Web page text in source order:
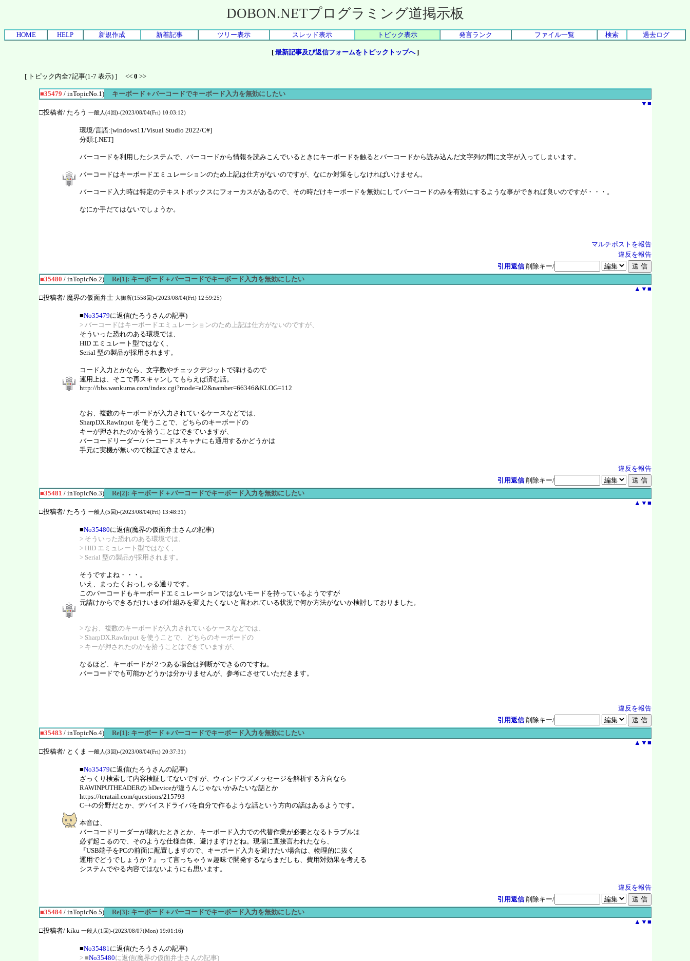
DOBON.NETプログラミング道掲示板
HOME HELP 新規作成 新着記事 ツリー表示 スレッド表示 トピック表示 発言ランク ファイル一覧 検索 過去ログ
[ 最新記事及び返信フォームをトピックトップへ]
[ トピック内全7記事(1-7 表示) ] << 0 >>
■35479 / inTopicNo.1)
キーボード＋バーコードでキーボード入力を無効にしたい
▼ ■
□投稿者/ たろう 一般人(4回)-(2023/08/04(Fri) 10:03:12)
環境/言語:[windows11/Visual Studio 2022/C#]
分類:[.NET]
バーコードを利用したシステムで、バーコードから情報を読みこんでいるときにキーボードを触るとバーコードから読み込んだ文字列の間に文字が入ってしまいます。
バーコードはキーボードエミュレーションのため上記は仕方がないのですが、なにか対策をしなければいけません。
バーコード入力時は特定のテキストボックスにフォーカスがあるので、その時だけキーボードを無効にしてバーコードのみを有効にするような事ができれば良いのですが・・・。
なにか手だてはないでしょうか。
マルチポストを報告
違反を報告
引用返信 削除キー/
■35480 / inTopicNo.2)
Re[1]: キーボード＋バーコードでキーボード入力を無効にしたい
▲ ▼ ■
□投稿者/ 魔界の仮面弁士 大御所(1558回)-(2023/08/04(Fri) 12:59:25)
■No35479に返信(たろうさんの記事)
> バーコードはキーボードエミュレーションのため上記は仕方がないのですが、
そういった恐れのある環境では、
HID エミュレート型ではなく、
Serial 型の製品が採用されます。
コード入力とかなら、文字数やチェックデジットで弾けるので
運用上は、そこで再スキャンしてもらえば済む話。
http://bbs.wankuma.com/index.cgi?mode=al2&namber=66346&KLOG=112
なお、複数のキーボードが入力されているケースなどでは、
SharpDX.RawInput を使うことで、どちらのキーボードの
キーが押されたのかを拾うことはできていますが、
バーコードリーダー/バーコードスキャナにも通用するかどうかは
手元に実機が無いので検証できません。
違反を報告
引用返信 削除キー/
■35481 / inTopicNo.3)
Re[2]: キーボード＋バーコードでキーボード入力を無効にしたい
▲ ▼ ■
□投稿者/ たろう 一般人(5回)-(2023/08/04(Fri) 13:48:31)
■No35480に返信(魔界の仮面弁士さんの記事)
> そういった恐れのある環境では、
> HID エミュレート型ではなく、
> Serial 型の製品が採用されます。
そうですよね・・・。
いえ、まったくおっしゃる通りです。
このバーコードもキーボードエミュレーションではないモードを持っているようですが
元請けからできるだけいまの仕組みを変えたくないと言われている状況で何か方法がないか検討しておりました。
> なお、複数のキーボードが入力されているケースなどでは、
> SharpDX.RawInput を使うことで、どちらのキーボードの
> キーが押されたのかを拾うことはできていますが、
なるほど、キーボードが２つある場合は判断ができるのですね。
バーコードでも可能かどうかは分かりませんが、参考にさせていただきます。
違反を報告
引用返信 削除キー/
■35483 / inTopicNo.4)
Re[1]: キーボード＋バーコードでキーボード入力を無効にしたい
▲ ▼ ■
□投稿者/ とくま 一般人(3回)-(2023/08/04(Fri) 20:37:31)
■No35479に返信(たろうさんの記事)
ざっくり検索して内容検証してないですが、ウィンドウズメッセージを解析する方向なら
RAWINPUTHEADERの hDeviceが違うんじゃないかみたいな話とか
https://teratail.com/questions/215793
C++の分野だとか、デバイスドライバを自分で作るような話という方向の話はあるようです。
本音は、
バーコードリーダーが壊れたときとか、キーボード入力での代替作業が必要となるトラブルは
必ず起こるので、そのような仕様自体、避けますけどね。現場に直接言われたなら、
『USB端子をPCの前面に配置しますので、キーボード入力を避けたい場合は、物理的に抜く
運用でどうでしょうか？』って言っちゃうｗ趣味で開発するならまだしも、費用対効果を考える
システムでやる内容ではないようにも思います。
違反を報告
引用返信 削除キー/
■35484/ inTopicNo.5)
Re[3]: キーボード＋バーコードでキーボード入力を無効にしたい
▲ ▼ ■
□投稿者/ kiku 一般人(1回)-(2023/08/07(Mon) 19:01:16)
■No35481 に返信(たろうさんの記事)
> ■No35480に返信(魔界の仮面弁士さんの記事)